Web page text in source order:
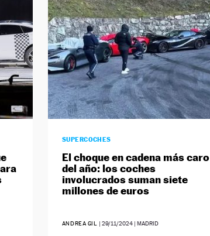
SUPERCOCHES
El choque en cadena más caro
del año: los coches
involucrados suman siete
millones de euros
ANDREA GIL |29/11/2024 | MADRID